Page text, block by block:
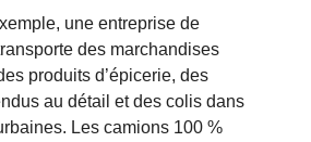
une entreprise de
des marchandises
produits d’épicerie, des
au détail et des colis dans
Les camions 100 %